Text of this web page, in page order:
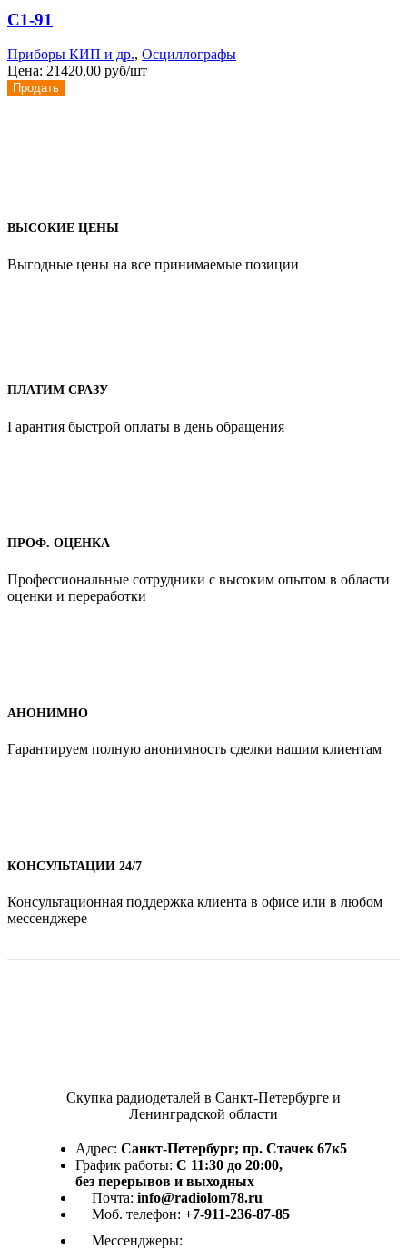
С1-91
Приборы КИП и др., Осциллографы
Цена: 21420,00 руб/шт
Продать
ВЫСОКИЕ ЦЕНЫ
Выгодные цены на все принимаемые позиции
ПЛАТИМ СРАЗУ
Гарантия быстрой оплаты в день обращения
ПРОФ. ОЦЕНКА
Профессиональные сотрудники с высоким опытом в области
оценки и переработки
АНОНИМНО
Гарантируем полную анонимность сделки нашим клиентам
КОНСУЛЬТАЦИИ 24/7
Консультационная поддержка клиента в офисе или в любом
мессенджере
Скупка радиодеталей в Санкт-Петербурге и
Ленинградской области
Адрес: Санкт-Петербург; пр. Стачек 67к5
График работы: С 11:30 до 20:00,
без перерывов и выходных
Почта: info@radiolom78.ru
Моб. телефон: +7-911-236-87-85
Мессенджеры: